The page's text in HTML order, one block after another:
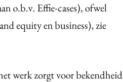
o.b.v. Effie-cases), ofwel
equity en business), zie
werk zorgt voor bekendheid